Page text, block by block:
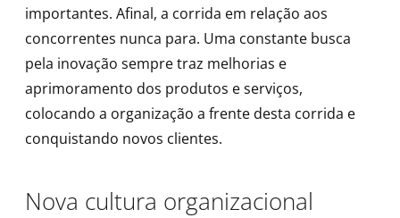
importantes. Afinal, a corrida em relação aos
concorrentes nunca para. Uma constante busca
pela inovação sempre traz melhorias e
aprimoramento dos produtos e serviços,
colocando a organização a frente desta corrida e
conquistando novos clientes.
Nova cultura organizacional